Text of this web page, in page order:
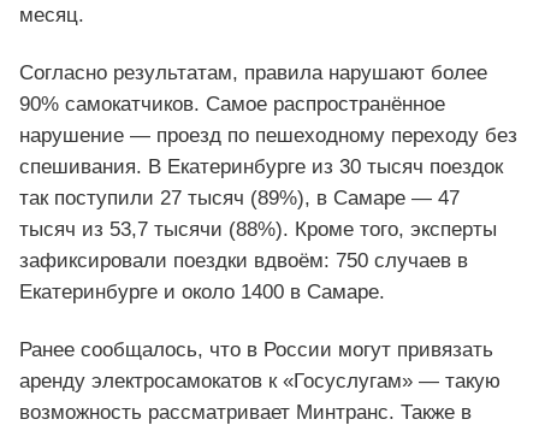
месяц.
Согласно результатам, правила нарушают более
90% самокатчиков. Самое распространённое
нарушение — проезд по пешеходному переходу без
спешивания. В Екатеринбурге из 30 тысяч поездок
так поступили 27 тысяч (89%), в Самаре — 47
тысяч из 53,7 тысячи (88%). Кроме того, эксперты
зафиксировали поездки вдвоём: 750 случаев в
Екатеринбурге и около 1400 в Самаре.
Ранее сообщалось, что в России могут привязать
аренду электросамокатов к «Госуслугам» — такую
возможность рассматривает Минтранс. Также в